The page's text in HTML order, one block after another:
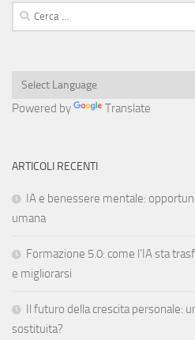
Ricerca
per:
Powered by Translate
ARTICOLI RECENTI
IA e benessere mentale:
umana
Formazione 5.0: come l’IA sta
e migliorarsi
Il futuro della crescita personale:
sostituita?